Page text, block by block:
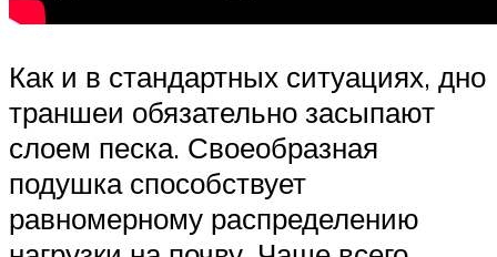
Как и в стандартных ситуациях, дно
траншеи обязательно засыпают
слоем песка. Своеобразная
подушка способствует
равномерному распределению